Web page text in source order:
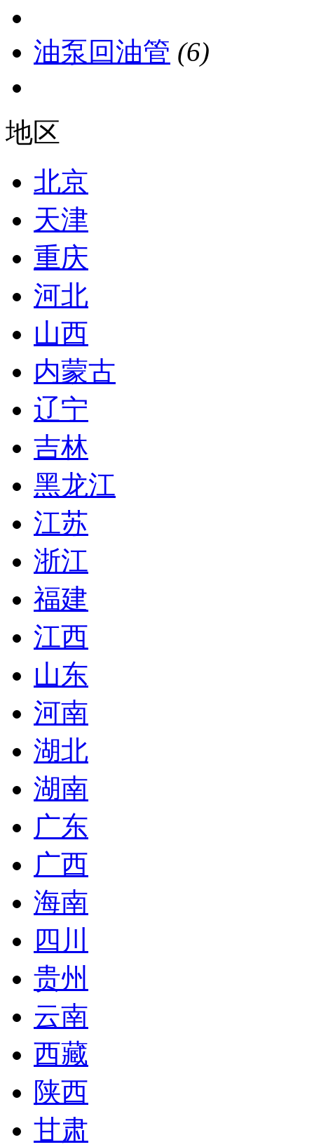
油泵回油管 (6)
地区
北京
天津
重庆
河北
山西
内蒙古
辽宁
吉林
黑龙江
江苏
浙江
福建
江西
山东
河南
湖北
湖南
广东
广西
海南
四川
贵州
云南
西藏
陕西
甘肃